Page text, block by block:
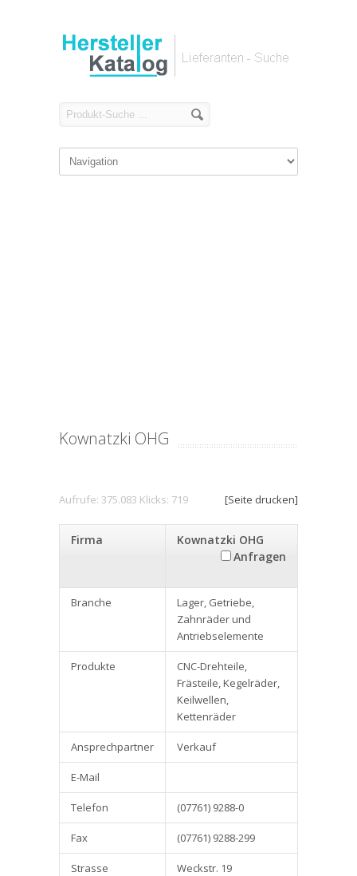
Kownatzki OHG
Aufrufe: 375.083 Klicks: 719 [Seite drucken]
Firma
Kownatzki OHG
Anfragen
Branche
Lager, Getriebe,
Zahnräder und
Antriebselemente
Produkte
CNC-Drehteile,
Frästeile, Kegelräder,
Keilwellen,
Kettenräder
Ansprechpartner Verkauf
E-Mail
Telefon (07761) 9288-0
Fax (07761) 9288-299
Strasse Weckstr. 19